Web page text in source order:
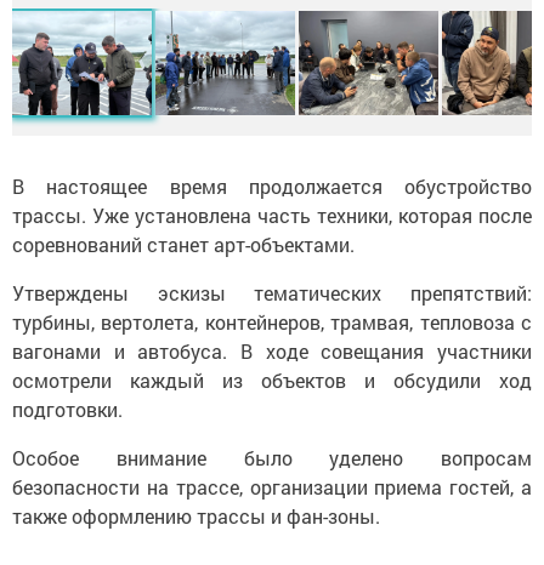
В настоящее время продолжается обустройство
трассы. Уже установлена часть техники, которая после
соревнований станет арт-объектами.
Утверждены эскизы тематических препятствий:
турбины, вертолета, контейнеров, трамвая, тепловоза с
вагонами и автобуса. В ходе совещания участники
осмотрели каждый из объектов и обсудили ход
подготовки.
Особое внимание было уделено вопросам
безопасности на трассе, организации приема гостей, а
также оформлению трассы и фан-зоны.